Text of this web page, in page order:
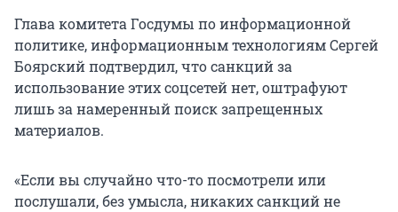
Глава комитета Госдумы по информационной
политике, информационным технологиям Сергей
Боярский подтвердил, что санкций за
использование этих соцсетей нет, оштрафуют
лишь за намеренный поиск запрещенных
материалов.
«Если вы случайно что-то посмотрели или
послушали, без умысла, никаких санкций не